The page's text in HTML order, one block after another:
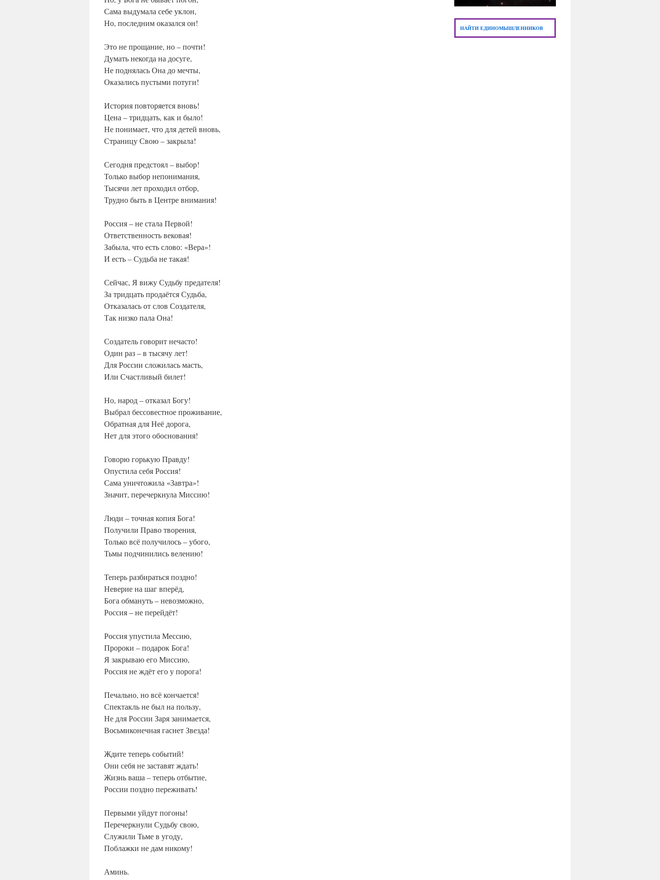
НАЙТИ ЕДИНОМЫШЛЕННИКОВ
Сама выдумала себе уклон,
Но, последним оказался он!
Это не прощание, но – почти!
Думать некогда на досуге,
Не поднялась Она до мечты,
Оказались пустыми потуги!
История повторяется вновь!
Цена – тридцать, как и было!
Не понимает, что для детей вновь,
Страницу Свою – закрыла!
Сегодня предстоял – выбор!
Только выбор непонимания,
Тысячи лет проходил отбор,
Трудно быть в Центре внимания!
Россия – не стала Первой!
Ответственность вековая!
Забыла, что есть слово: «Вера»!
И есть – Судьба не такая!
Сейчас, Я вижу Судьбу предателя!
За тридцать продаётся Судьба,
Отказалась от слов Создателя,
Так низко пала Она!
Создатель говорит нечасто!
Один раз – в тысячу лет!
Для России сложилась масть,
Или Счастливый билет!
Но, народ – отказал Богу!
Выбрал бессовестное проживание,
Обратная для Неё дорога,
Нет для этого обоснования!
Говорю горькую Правду!
Опустила себя Россия!
Сама уничтожила «Завтра»!
Значит, перечеркнула Миссию!
Люди – точная копия Бога!
Получили Право творения,
Только всё получилось – убого,
Тьмы подчинились велению!
Теперь разбираться поздно!
Неверие на шаг вперёд,
Бога обмануть – невозможно,
Россия – не перейдёт!
Россия упустила Мессию,
Пророки – подарок Бога!
Я закрываю его Миссию,
Россия не ждёт его у порога!
Печально, но всё кончается!
Спектакль не был на пользу,
Не для России Заря занимается,
Восьмиконечная гаснет Звезда!
Ждите теперь событий!
Они себя не заставят ждать!
Жизнь ваша – теперь отбытие,
России поздно переживать!
Первыми уйдут погоны!
Перечеркнули Судьбу свою,
Служили Тьме в угоду,
Поблажки не дам никому!
Аминь.